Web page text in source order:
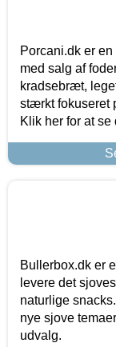
Porcani.dk er
med salg af
kradsebræt,
stærkt fokuseret
Klik her for at se
Bullerbox.dk er
levere det
naturlige
nye sjove
udvalg.